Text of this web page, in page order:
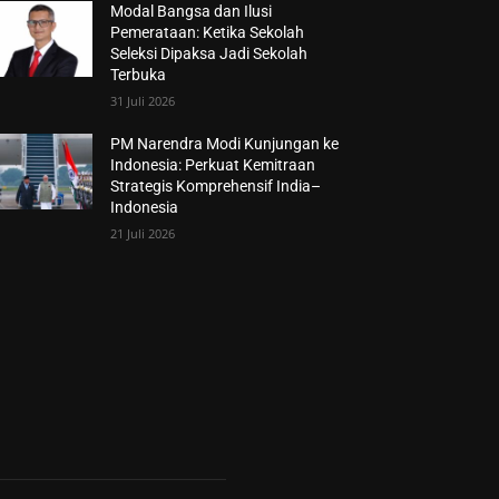
Modal Bangsa dan Ilusi
Pemerataan: Ketika Sekolah
Seleksi Dipaksa Jadi Sekolah
Terbuka
31 Juli 2026
PM Narendra Modi Kunjungan ke
Indonesia: Perkuat Kemitraan
Strategis Komprehensif India–
Indonesia
21 Juli 2026